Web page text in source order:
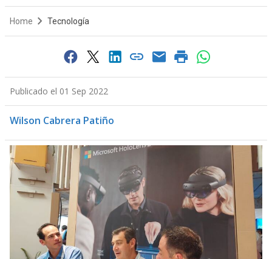
Home Tecnología
Publicado el 01 Sep 2022
Wilson Cabrera Patiño